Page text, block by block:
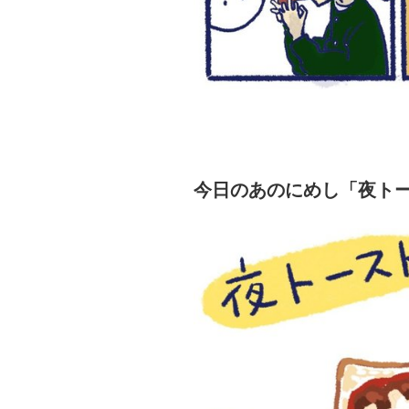
今日のあのにめし「夜ト